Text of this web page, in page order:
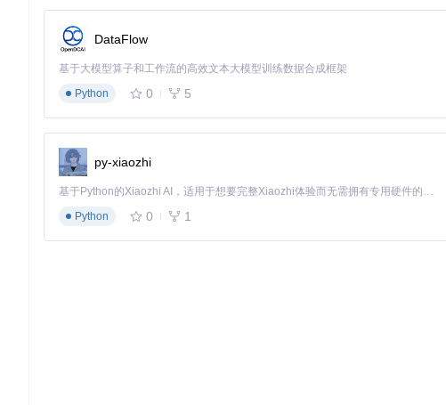
点击发送按钮或按下Enter键提交请求
系统会在几秒钟内生成对应的界面，并显示在右侧预览区域
可以直接在界面上进行调整，或通过修改描述来优化生成结果
满意后可通过"Save"按钮保存设计，或使用"Copy"按钮复制生成的代码
DataFlow
基于大模型算子和工作流的高效文本大模型训练数据合成框架
Python
0 5
py-xiaozhi
基于Python的Xiaozhi AI，适用于想要完整Xiaozhi体验而无需拥有专用硬件的用户。
Python
0 1